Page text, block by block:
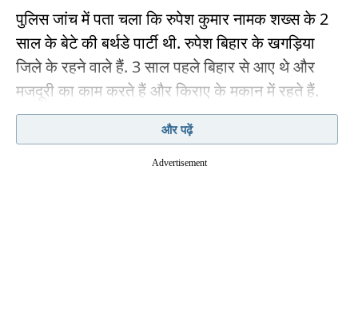
पुलिस जांच में पता चला कि रुपेश कुमार नामक शख्स के 2
साल के बेटे की बर्थडे पार्टी थी. रुपेश बिहार के खगड़िया
जिले के रहने वाले हैं. 3 साल पहले बिहार से आए थे और
मजदूरी का काम करते हैं और किराए के मकान में रहते हैं.
कथित तौर पर केक काटने के बाद लगभग 20 लोगों की भीड़
धीरे-धीरे छंटने लगी.
और पढ़ें
Advertisement